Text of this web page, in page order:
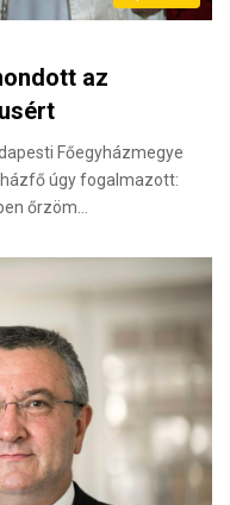
az
Főegyházmegye
úgy fogalmazott:
őrzöm…